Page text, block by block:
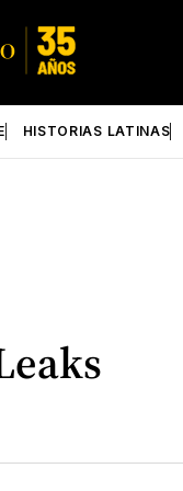
HISTORIAS LATINAS